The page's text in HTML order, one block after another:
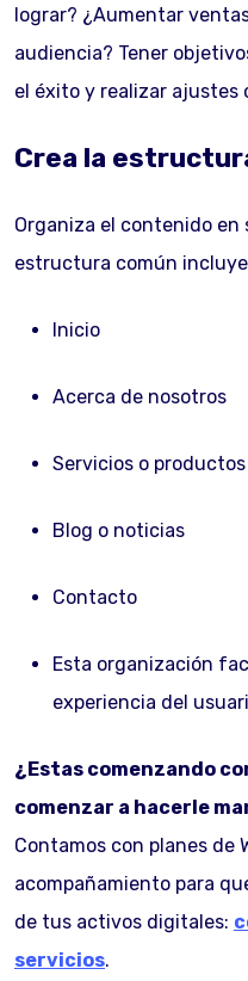
lograr? ¿Aumentar
audiencia? Tener
el éxito y realizar ajustes
Crea la
Organiza el contenido en
estructura común
Inicio
Acerca de nosotros
Servicios o productos
Blog o noticias
Contacto
Esta organización
experiencia del
¿Estas comenzando
comenzar a hacerle
Contamos con planes de
acompañamiento para
de tus activos digitales:
servicios.